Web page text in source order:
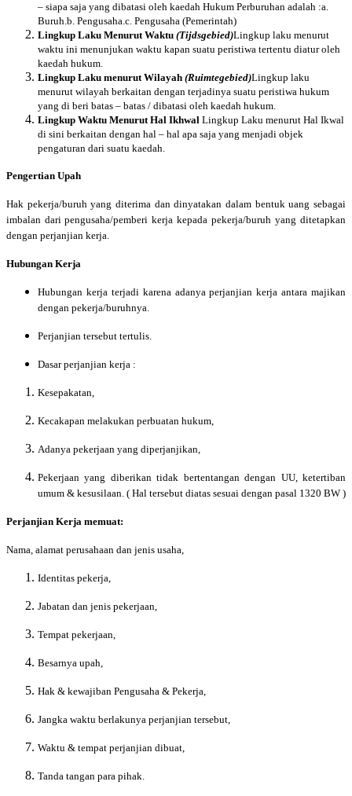
– siapa saja yang dibatasi oleh kaedah Hukum Perburuhan adalah :a.
Buruh.b. Pengusaha.c. Pengusaha (Pemerintah)
Lingkup Laku Menurut Waktu (Tijdsgebied)Lingkup laku menurut
waktu ini menunjukan waktu kapan suatu peristiwa tertentu diatur oleh
kaedah hukum.
Lingkup Laku menurut Wilayah (Ruimtegebied)Lingkup laku
menurut wilayah berkaitan dengan terjadinya suatu peristiwa hukum
yang di beri batas – batas / dibatasi oleh kaedah hukum.
Lingkup Waktu Menurut Hal Ikhwal Lingkup Laku menurut Hal Ikwal
di sini berkaitan dengan hal – hal apa saja yang menjadi objek
pengaturan dari suatu kaedah.
Pengertian Upah
Hak pekerja/buruh yang diterima dan dinyatakan dalam bentuk uang sebagai
imbalan dari pengusaha/pemberi kerja kepada pekerja/buruh yang ditetapkan
dengan perjanjian kerja.
Hubungan Kerja
Hubungan kerja terjadi karena adanya perjanjian kerja antara majikan
dengan pekerja/buruhnya.
Perjanjian tersebut tertulis.
Dasar perjanjian kerja :
Kesepakatan,
Kecakapan melakukan perbuatan hukum,
Adanya pekerjaan yang diperjanjikan,
Pekerjaan yang diberikan tidak bertentangan dengan UU, ketertiban
umum & kesusilaan. ( Hal tersebut diatas sesuai dengan pasal 1320 BW )
Perjanjian Kerja memuat:
Nama, alamat perusahaan dan jenis usaha,
Identitas pekerja,
Jabatan dan jenis pekerjaan,
Tempat pekerjaan,
Besarnya upah,
Hak & kewajiban Pengusaha & Pekerja,
Jangka waktu berlakunya perjanjian tersebut,
Waktu & tempat perjanjian dibuat,
Tanda tangan para pihak.